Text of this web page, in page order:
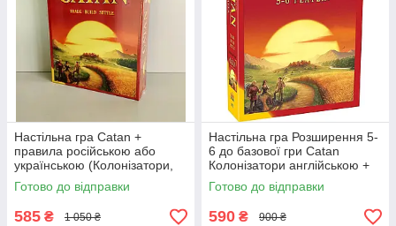
Настільна гра Catan +
правила російською або
українською (Колонізатори,
Катан базові)
Готово до відправки
585 ₴ 1 050 ₴
Настільна гра Розширення 5-
6 до базової гри Catan
Колонізатори англійською +
правила УКРАЇНСЬКОЮ
Готово до відправки
590 ₴ 900 ₴